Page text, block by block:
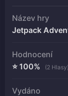
Název hry
Jetpack
Hodnocení
⭐ 100%
(2 Hlasy)
Vydáno